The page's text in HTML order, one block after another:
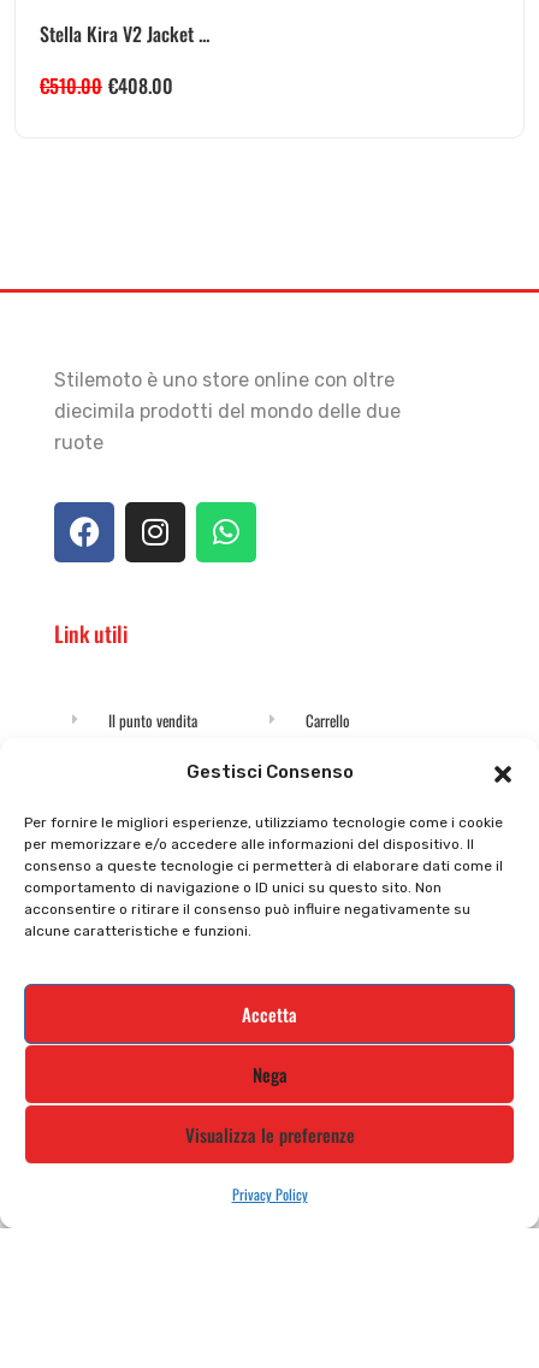
Gestisci Consenso
Per fornire le migliori esperienze, utilizziamo tecnologie come i cookie
per memorizzare e/o accedere alle informazioni del dispositivo. Il
consenso a queste tecnologie ci permetterà di elaborare dati come il
comportamento di navigazione o ID unici su questo sito. Non
acconsentire o ritirare il consenso può influire negativamente su
alcune caratteristiche e funzioni.
Accetta
Nega
Visualizza le preferenze
Privacy Policy
Stella Kira V2 Jacket ...
€510.00 €408.00
Stilemoto è uno store online con oltre
diecimila prodotti del mondo delle due
ruote
Link utili
Il punto vendita
Il mio account
Privacy policy
Cookie policy
Supporto e contatti
Carrello
checkout
Tutti prodotti
Termini e condizioni
Resi e rimborsi
Iscriviti alla nostra newsletter e rimani